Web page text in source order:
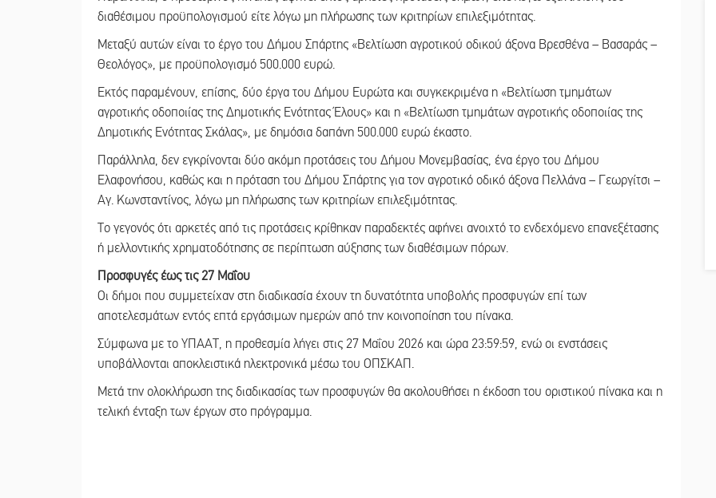
διαθέσιμου προϋπολογισμού είτε λόγω μη πλήρωσης των κριτηρίων επιλεξιμότητας.
Μεταξύ αυτών είναι το έργο του Δήμου Σπάρτης «Βελτίωση αγροτικού οδικού άξονα Βρεσθένα – Βασαράς –
Θεολόγος», με προϋπολογισμό 500.000 ευρώ.
Εκτός παραμένουν, επίσης, δύο έργα του Δήμου Ευρώτα και συγκεκριμένα η «Βελτίωση τμημάτων
αγροτικής οδοποιίας της Δημοτικής Ενότητας Έλους» και η «Βελτίωση τμημάτων αγροτικής οδοποιίας της
Δημοτικής Ενότητας Σκάλας», με δημόσια δαπάνη 500.000 ευρώ έκαστο.
Παράλληλα, δεν εγκρίνονται δύο ακόμη προτάσεις του Δήμου Μονεμβασίας, ένα έργο του Δήμου
Ελαφονήσου, καθώς και η πρόταση του Δήμου Σπάρτης για τον αγροτικό οδικό άξονα Πελλάνα – Γεωργίτσι –
Αγ. Κωνσταντίνος, λόγω μη πλήρωσης των κριτηρίων επιλεξιμότητας.
Το γεγονός ότι αρκετές από τις προτάσεις κρίθηκαν παραδεκτές αφήνει ανοιχτό το ενδεχόμενο επανεξέτασης
ή μελλοντικής χρηματοδότησης σε περίπτωση αύξησης των διαθέσιμων πόρων.
Προσφυγές έως τις 27 Μαΐου
Οι δήμοι που συμμετείχαν στη διαδικασία έχουν τη δυνατότητα υποβολής προσφυγών επί των
αποτελεσμάτων εντός επτά εργάσιμων ημερών από την κοινοποίηση του πίνακα.
Σύμφωνα με το ΥΠΑΑΤ, η προθεσμία λήγει στις 27 Μαΐου 2026 και ώρα 23:59:59, ενώ οι ενστάσεις
υποβάλλονται αποκλειστικά ηλεκτρονικά μέσω του ΟΠΣΚΑΠ.
Μετά την ολοκλήρωση της διαδικασίας των προσφυγών θα ακολουθήσει η έκδοση του οριστικού πίνακα και η
τελική ένταξη των έργων στο πρόγραμμα.